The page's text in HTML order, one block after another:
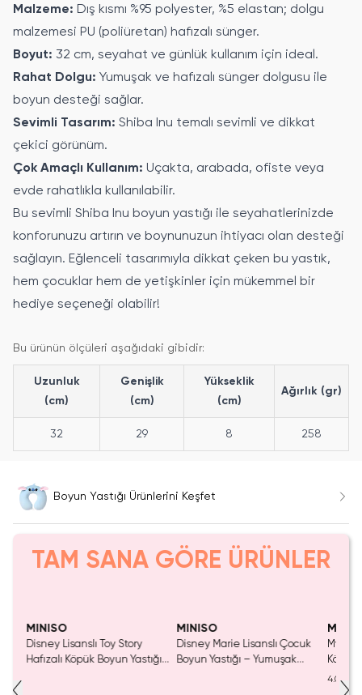
Malzeme: Dış kısmı %95 polyester, %5 elastan; dolgu
malzemesi PU (poliüretan) hafızalı sünger.
Boyut: 32 cm, seyahat ve günlük kullanım için ideal.
Rahat Dolgu: Yumuşak ve hafızalı sünger dolgusu ile
boyun desteği sağlar.
Sevimli Tasarım: Shiba Inu temalı sevimli ve dikkat
çekici görünüm.
Çok Amaçlı Kullanım: Uçakta, arabada, ofiste veya
evde rahatlıkla kullanılabilir.
Bu sevimli Shiba Inu boyun yastığı ile seyahatlerinizde
konforunuzu artırın ve boynunuzun ihtiyacı olan desteği
sağlayın. Eğlenceli tasarımıyla dikkat çeken bu yastık,
hem çocuklar hem de yetişkinler için mükemmel bir
hediye seçeneği olabilir!
Bu ürünün ölçüleri aşağıdaki gibidir:
Uzunluk
(cm)
Genişlik
(cm)
Yükseklik
(cm)
Ağırlık (gr)
32 29 8 258
Boyun Yastığı Ürünlerini Keşfet
TAM SANA GÖRE ÜRÜNLER
MINISO
Disney Lisanslı Toy Story
Hafızalı Köpük Boyun Yastığı
MINISO
Disney Marie Lisanslı Çocuk
Boyun Yastığı – Yumuşak
My
Köpük
Yıldız
30 Cm
4.0